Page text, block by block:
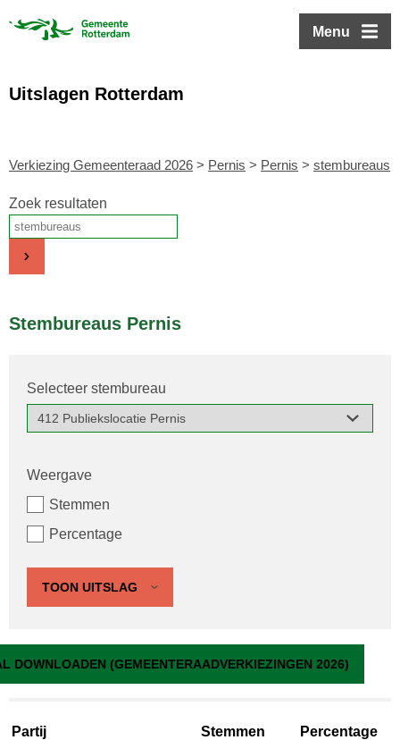
Menu
Uitslagen Rotterdam
Verkiezing Gemeenteraad 2026 > Pernis > Pernis > stembureaus
Zoek resultaten
Stembureaus Pernis
Selecteer stembureau
Weergave
Stemmen
Percentage
TOON UITSLAG
412 Publiekslocatie Pernis
DOWNLOADEN (GEMEENTERAADVERKIEZINGEN 2026)
Partij Stemmen Percentage